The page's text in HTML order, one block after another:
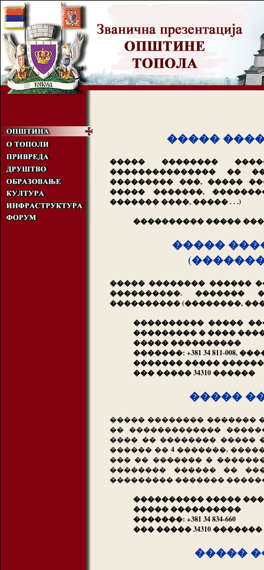
�����
����� ��������
��������������� ��
��������� ���, �����
����� �������,
������� ����, ����� . . .)
���������� �����
�����
����� �������� ������
����������. �������
���������� (��������,
���������� �����
��������� � ����
����� ����������
�������: +381 34 811-008,
������� �����
��� ����� 34310 ������
�����
����� �������� �������
�� �������������
���� �� �������� �����
������ �� 4 �������.
��� �� ������� �
�������� ������ ��
��������� �������
���������� �����
����� ����������
�������: +381 34 834-660
��� ����� 34310 �������
�����